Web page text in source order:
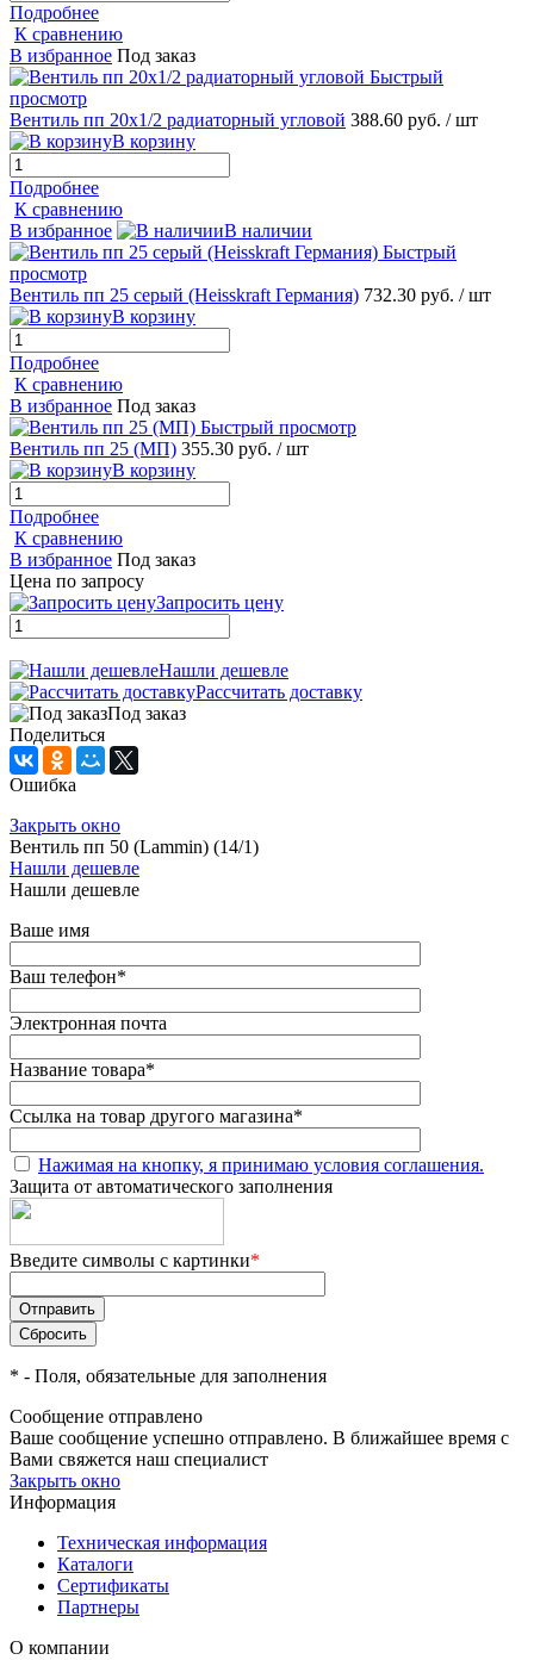
Подробнее
К сравнению
В избранное Под заказ
Быстрый
просмотр
Вентиль пп 20х1/2 радиаторный угловой 388.60 руб. / шт
В корзину
Подробнее
К сравнению
В избранное
В наличии
Быстрый
просмотр
Вентиль пп 25 серый (Heisskraft Германия) 732.30 руб. / шт
В корзину
Подробнее
К сравнению
В избранное Под заказ
Быстрый просмотр
Вентиль пп 25 (МП) 355.30 руб. / шт
В корзину
Подробнее
К сравнению
В избранное Под заказ
Цена по запросу
Запросить цену
Нашли дешевле
Рассчитать доставку
Под заказ
Поделиться
Ошибка
Закрыть окно
Вентиль пп 50 (Lammin) (14/1)
Нашли дешевле
Нашли дешевле
Ваше имя
Ваш телефон*
Электронная почта
Название товара*
Ссылка на товар другого магазина*
Нажимая на кнопку, я принимаю условия соглашения.
Защита от автоматического заполнения
Введите символы с картинки*
* - Поля, обязательные для заполнения
Сообщение отправлено
Ваше сообщение успешно отправлено. В ближайшее время с
Вами свяжется наш специалист
Закрыть окно
Информация
Техническая информация
Каталоги
Сертификаты
Партнеры
О компании